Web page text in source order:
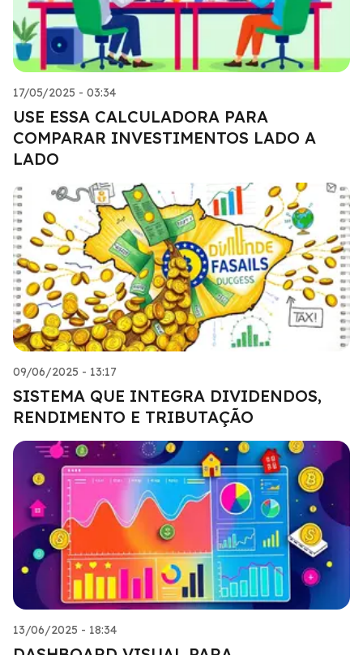
17/05/2025 - 03:34
USE ESSA CALCULADORA PARA
COMPARAR INVESTIMENTOS LADO A
LADO
09/06/2025 - 13:17
SISTEMA QUE INTEGRA DIVIDENDOS,
RENDIMENTO E TRIBUTAÇÃO
13/06/2025 - 18:34